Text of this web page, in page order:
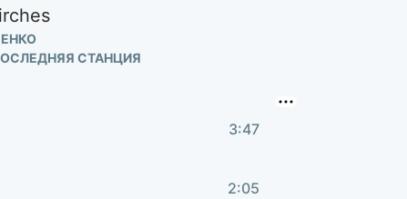
СТАНЦИЯ
3:47
2:05